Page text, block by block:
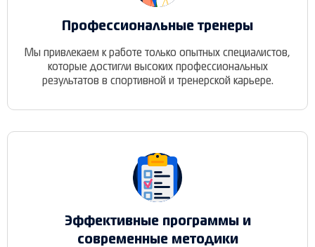
Профессиональные тренеры
Мы привлекаем к работе только опытных специалистов,
которые достигли высоких профессиональных
результатов в спортивной и тренерской карьере.
Эффективные программы и
современные методики